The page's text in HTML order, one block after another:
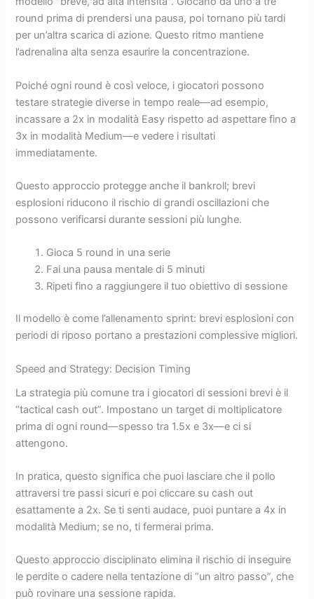
round prima di prendersi una pausa, poi tornano più tardi
per un’altra scarica di azione. Questo ritmo mantiene
l’adrenalina alta senza esaurire la concentrazione.
Poiché ogni round è così veloce, i giocatori possono
testare strategie diverse in tempo reale—ad esempio,
incassare a 2x in modalità Easy rispetto ad aspettare fino a
3x in modalità Medium—e vedere i risultati
immediatamente.
Questo approccio protegge anche il bankroll; brevi
esplosioni riducono il rischio di grandi oscillazioni che
possono verificarsi durante sessioni più lunghe.
Gioca 5 round in una serie
Fai una pausa mentale di 5 minuti
Ripeti fino a raggiungere il tuo obiettivo di sessione
Il modello è come l’allenamento sprint: brevi esplosioni con
periodi di riposo portano a prestazioni complessive migliori.
Speed and Strategy: Decision Timing
La strategia più comune tra i giocatori di sessioni brevi è il
“tactical cash out”. Impostano un target di moltiplicatore
prima di ogni round—spesso tra 1.5x e 3x—e ci si
attengono.
In pratica, questo significa che puoi lasciare che il pollo
attraversi tre passi sicuri e poi cliccare su cash out
esattamente a 2x. Se ti senti audace, puoi puntare a 4x in
modalità Medium; se no, ti fermerai prima.
Questo approccio disciplinato elimina il rischio di inseguire
le perdite o cadere nella tentazione di “un altro passo”, che
può rovinare una sessione rapida.